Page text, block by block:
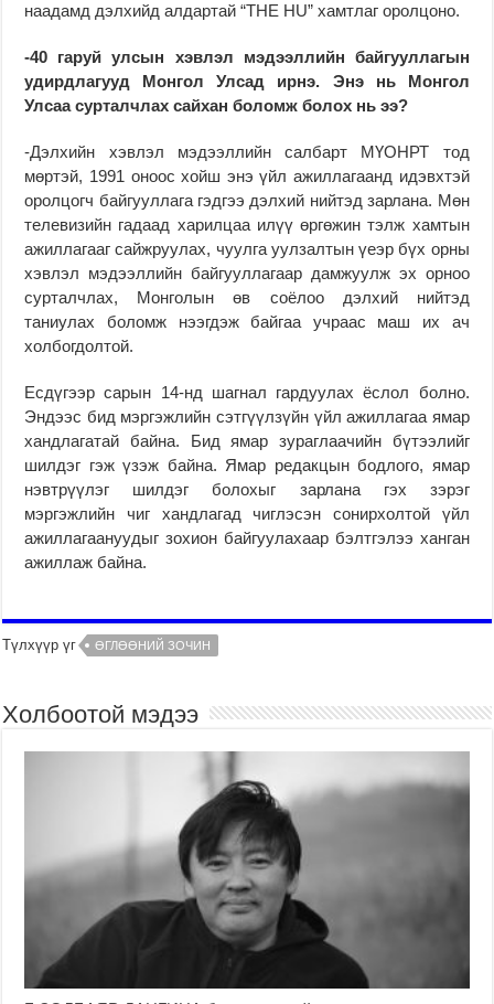
наадамд дэлхийд алдартай “THE HU” хамтлаг оролцоно.
-40 гаруй улсын хэвлэл мэдээллийн байгууллагын
удирдлагууд Монгол Улсад ирнэ. Энэ нь Монгол
Улсаа сурталчлах сайхан боломж болох нь ээ?
-Дэлхийн хэвлэл мэдээллийн салбарт МҮОНРТ тод
мөртэй, 1991 оноос хойш энэ үйл ажиллагаанд идэвхтэй
оролцогч байгууллага гэдгээ дэлхий нийтэд зарлана. Мөн
телевизийн гадаад харилцаа илүү өргөжин тэлж хамтын
ажиллагааг сайжруулах, чуулга уулзалтын үеэр бүх орны
хэвлэл мэдээллийн байгууллагаар дамжуулж эх орноо
сурталчлах, Монголын өв соёлоо дэлхий нийтэд
таниулах боломж нээгдэж байгаа учраас маш их ач
холбогдолтой.
Есдүгээр сарын 14-нд шагнал гардуулах ёслол болно.
Эндээс бид мэргэжлийн сэтгүүлзүйн үйл ажиллагаа ямар
хандлагатай байна. Бид ямар зураглаачийн бүтээлийг
шилдэг гэж үзэж байна. Ямар редакцын бодлого, ямар
нэвтрүүлэг шилдэг болохыг зарлана гэх зэрэг
мэргэжлийн чиг хандлагад чиглэсэн сонирхолтой үйл
ажиллагаануудыг зохион байгуулахаар бэлтгэлээ ханган
ажиллаж байна.
Түлхүүр үг ӨГЛӨӨНИЙ ЗОЧИН
Холбоотой мэдээ